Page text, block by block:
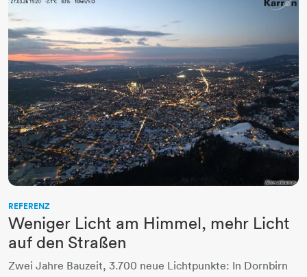
REFERENZ
Weniger Licht am Himmel, mehr Licht
auf den Straßen
Zwei Jahre Bauzeit, 3.700 neue Lichtpunkte: In Dornbirn